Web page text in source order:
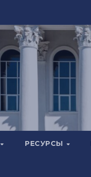
РЕСУРСЫ